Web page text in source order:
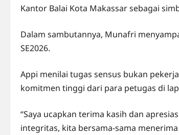
Kantor Balai Kota Makassar sebagai
Dalam sambutannya, Munafri
SE2026.
Appi menilai tugas sensus bukan
komitmen tinggi dari para petugas di
“Saya ucapkan terima kasih dan
integritas, kita bersama-sama